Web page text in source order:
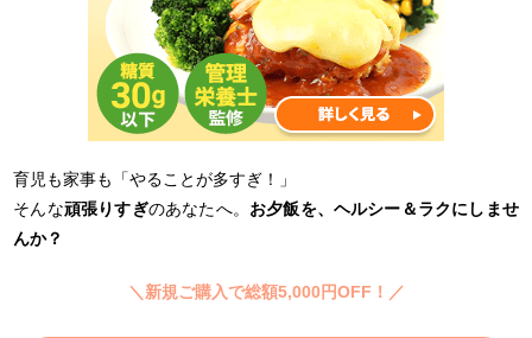
育児も家事も「やることが多すぎ！」
そんな頑張りすぎのあなたへ。 お夕飯を、ヘルシー＆ラクにしませ
んか？
＼新規ご購入で総額5,000円OFF！／